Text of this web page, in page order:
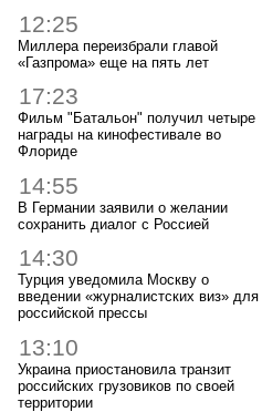
12:25
Миллера переизбрали главой
«Газпрома» еще на пять лет
17:23
Фильм "Батальон" получил четыре
награды на кинофестивале во
Флориде
14:55
В Германии заявили о желании
сохранить диалог с Россией
14:30
Турция уведомила Москву о
введении «журналистских виз» для
российской прессы
13:10
Украина приостановила транзит
российских грузовиков по своей
территории